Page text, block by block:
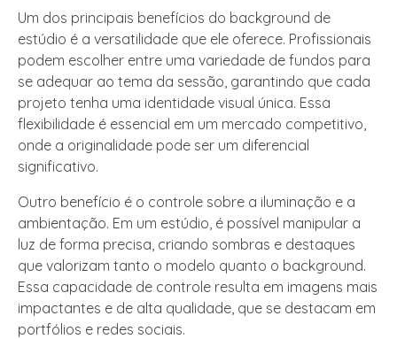
Um dos principais benefícios do background de
estúdio é a versatilidade que ele oferece. Profissionais
podem escolher entre uma variedade de fundos para
se adequar ao tema da sessão, garantindo que cada
projeto tenha uma identidade visual única. Essa
flexibilidade é essencial em um mercado competitivo,
onde a originalidade pode ser um diferencial
significativo.
Outro benefício é o controle sobre a iluminação e a
ambientação. Em um estúdio, é possível manipular a
luz de forma precisa, criando sombras e destaques
que valorizam tanto o modelo quanto o background.
Essa capacidade de controle resulta em imagens mais
impactantes e de alta qualidade, que se destacam em
portfólios e redes sociais.